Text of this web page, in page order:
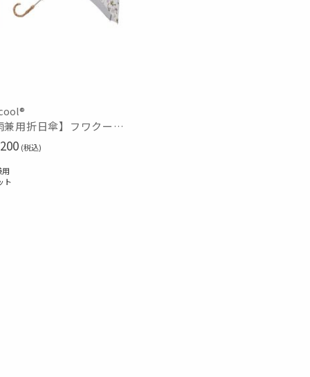
【晴雨兼用折日傘】フワクール®ホワイト（Fuwacool® White）ボタニカル 遮光100% 遮熱 UV100%
(税込)
用
ト